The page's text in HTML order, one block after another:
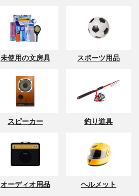
未使用の文房具 スポーツ用品
スピーカー 釣り道具
オーディオ用品 ヘルメット